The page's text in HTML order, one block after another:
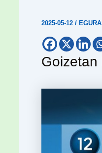
2025-05-12 /
Goizetan